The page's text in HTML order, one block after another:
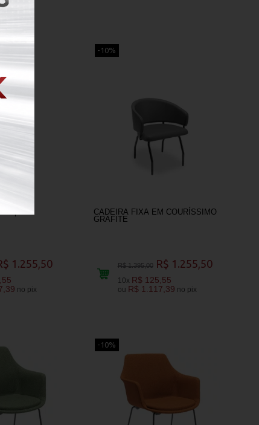
1.255,50
no pix
-10%
CADEIRA FIXA EM COURÍSSIMO
GRAFITE
R$ 1.395,00 R$ 1.255,50
10x R$ 125,55
ou R$ 1.117,39 no pix
-10%